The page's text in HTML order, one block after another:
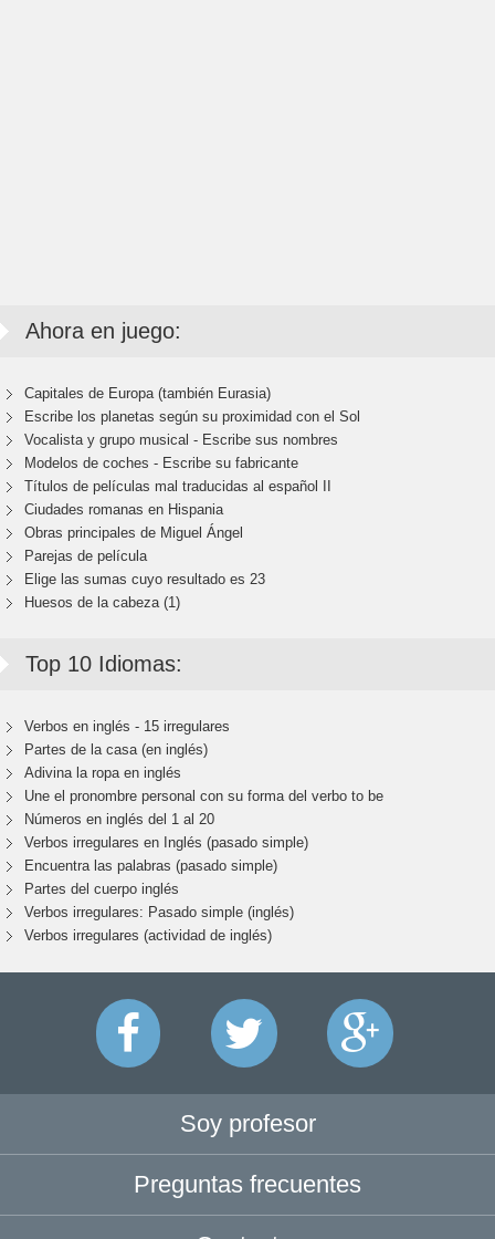
Ahora en juego:
Capitales de Europa (también Eurasia)
Escribe los planetas según su proximidad con el Sol
Vocalista y grupo musical - Escribe sus nombres
Modelos de coches - Escribe su fabricante
Títulos de películas mal traducidas al español II
Ciudades romanas en Hispania
Obras principales de Miguel Ángel
Parejas de película
Elige las sumas cuyo resultado es 23
Huesos de la cabeza (1)
Top 10 Idiomas:
Verbos en inglés - 15 irregulares
Partes de la casa (en inglés)
Adivina la ropa en inglés
Une el pronombre personal con su forma del verbo to be
Números en inglés del 1 al 20
Verbos irregulares en Inglés (pasado simple)
Encuentra las palabras (pasado simple)
Partes del cuerpo inglés
Verbos irregulares: Pasado simple (inglés)
Verbos irregulares (actividad de inglés)
Soy profesor
Preguntas frecuentes